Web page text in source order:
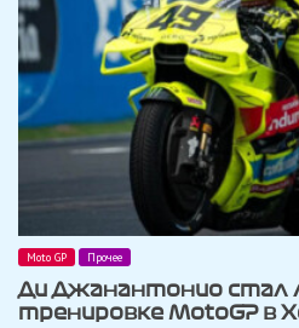
Moto GP Прочее
Ди Джанантонио стал
тренировке MotoGP в